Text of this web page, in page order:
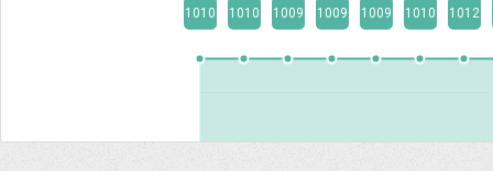
1010 1010 1009 1009 1009 1010 1012